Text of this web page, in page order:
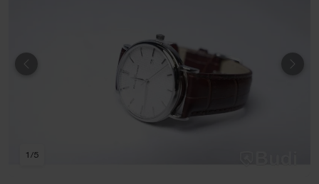
Föregående
1 /5